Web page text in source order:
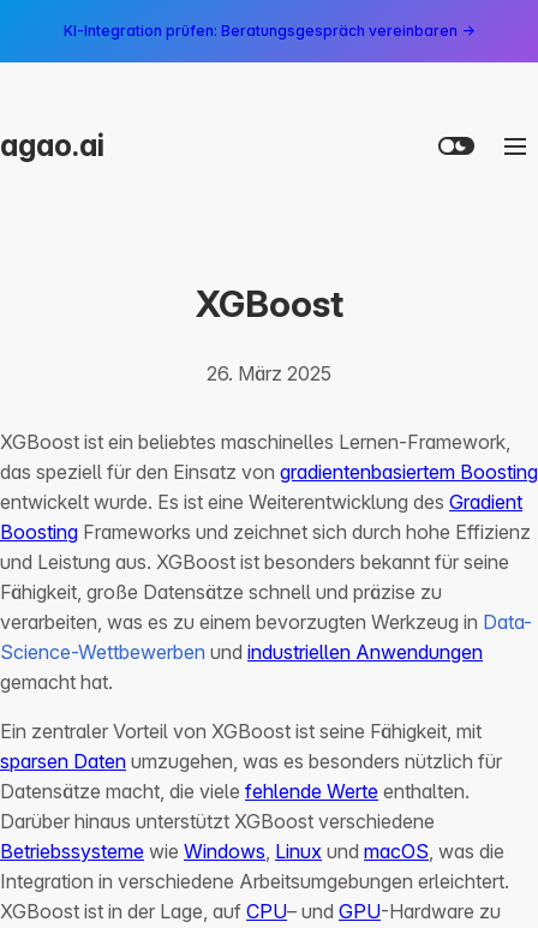
KI-Integration prüfen: Beratungsgespräch vereinbaren →
agao.ai
XGBoost
26. März 2025
XGBoost ist ein beliebtes maschinelles Lernen-Framework,
das speziell für den Einsatz von gradientenbasiertem Boosting
entwickelt wurde. Es ist eine Weiterentwicklung des Gradient
Boosting Frameworks und zeichnet sich durch hohe Effizienz
und Leistung aus. XGBoost ist besonders bekannt für seine
Fähigkeit, große Datensätze schnell und präzise zu
verarbeiten, was es zu einem bevorzugten Werkzeug in Data-
Science-Wettbewerben und industriellen Anwendungen
gemacht hat.
Ein zentraler Vorteil von XGBoost ist seine Fähigkeit, mit
sparsen Daten umzugehen, was es besonders nützlich für
Datensätze macht, die viele fehlende Werte enthalten.
Darüber hinaus unterstützt XGBoost verschiedene
Betriebssysteme wie Windows, Linux und macOS, was die
Integration in verschiedene Arbeitsumgebungen erleichtert.
XGBoost ist in der Lage, auf CPU– und GPU-Hardware zu